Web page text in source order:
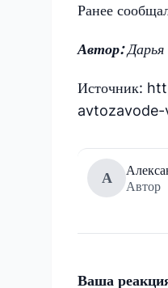
Ранее
Автор:Дарья
Источник:
А
Автор
Ваша